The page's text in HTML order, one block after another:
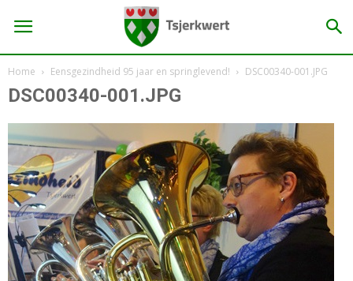
Home Eensgezindheid 95 jaar en springlevend! DSC00340-001.JPG
DSC00340-001.JPG